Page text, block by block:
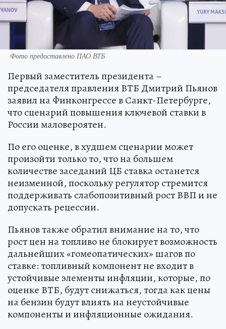
Фото предоставлено ПАО ВТБ
Первый заместитель президента –
председателя правления ВТБ Дмитрий Пьянов
заявил на Финконгрессе в Санкт-Петербурге,
что сценарий повышения ключевой ставки в
России маловероятен.
По его оценке, в худшем сценарии может
произойти только то, что на большем
количестве заседаний ЦБ ставка останется
неизменной, поскольку регулятор стремится
поддерживать слабопозитивный рост ВВП и не
допускать рецессии.
Пьянов также обратил внимание на то, что
рост цен на топливо не блокирует возможность
дальнейших «гомеопатических» шагов по
ставке: топливный компонент не входит в
устойчивые элементы инфляции, которые, по
оценке ВТБ, будут снижаться, тогда как цены
на бензин будут влиять на неустойчивые
компоненты и инфляционные ожидания.